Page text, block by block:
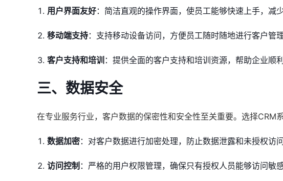
用户界面友好：简洁直观的操作界面，使员工能够快速上手，减
移动端支持：支持移动设备访问，方便员工随时随地进行客户管
客户支持和培训 ：提供全面的客户支持和培训资源，帮助企业顺
三、数据安全
在专业服务行业，客户数据的保密性和安全性至关重要。选择CRM
数据加密：对客户数据进行加密处理，防止数据泄露和未授权访问
访问控制 ：严格的用户权限管理，确保只有授权人员能够访问敏感